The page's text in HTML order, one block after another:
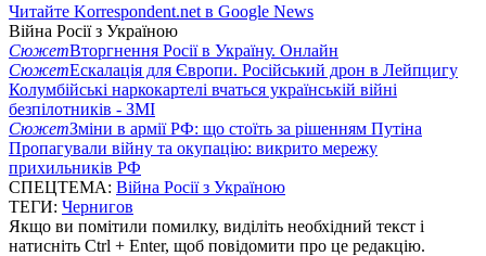
Читайте Korrespondent.net в Google News
Війна Росії з Україною
СюжетВторгнення Росії в Україну. Онлайн
СюжетЕскалація для Європи. Російський дрон в Лейпцигу
Колумбійські наркокартелі вчаться українській війні
безпілотників - ЗМІ
СюжетЗміни в армії РФ: що стоїть за рішенням Путіна
Пропагували війну та окупацію: викрито мережу
прихильників РФ
СПЕЦТЕМА: Війна Росії з Україною
ТЕГИ: Чернигов
Якщо ви помітили помилку, виділіть необхідний текст і
натисніть Ctrl + Enter, щоб повідомити про це редакцію.